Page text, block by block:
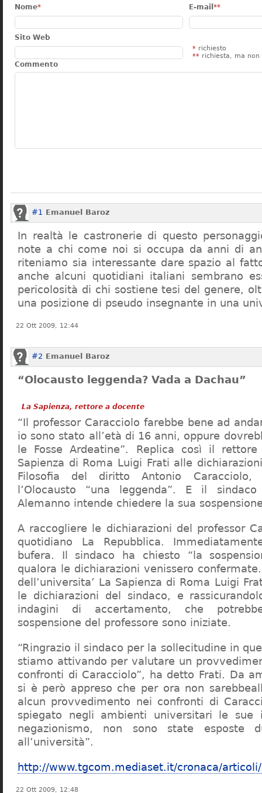
Nome* E-mail **
Sito Web
* richiesto
** richiesta, ma non
Commento
#1 Emanuel Baroz
In realtà le castronerie di questo
note a chi come noi si occupa da anni di
riteniamo sia interessante dare spazio al fatto
anche alcuni quotidiani italiani sembrano
pericolosità di chi sostiene tesi del genere,
una posizione di pseudo insegnante in una
22 Ott 2009, 12:44
#2 Emanuel Baroz
“Olocausto leggenda? Vada a Dachau”
La Sapienza, rettore a docente
“Il professor Caracciolo farebbe bene ad
io sono stato all’età di 16 anni, oppure
le Fosse Ardeatine”. Replica così il rettore
Sapienza di Roma Luigi Frati alle
Filosofia del diritto Antonio
l’Olocausto “una leggenda”. E il
Alemanno intende chiedere la sua
A raccogliere le dichiarazioni del professor
quotidiano La Repubblica.
bufera. Il sindaco ha chiesto “la
qualora le dichiarazioni venissero
dell’universita’ La Sapienza di Roma Luigi
le dichiarazioni del sindaco, e
indagini di accertamento, che
sospensione del professore sono iniziate.
“Ringrazio il sindaco per la sollecitudine in
stiamo attivando per valutare un
confronti di Caracciolo”, ha detto Frati. Da
si è però appreso che per ora non
alcun provvedimento nei confronti di
spiegato negli ambienti universitari le sue
negazionismo, non sono state esposte
all’università”.
http://www.tgcom.mediaset.it/cronaca/
22 Ott 2009, 12:48